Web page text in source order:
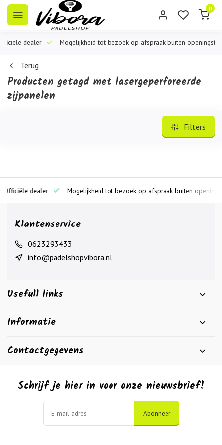
0
dealer Mogelijkheid tot bezoek op afspraak buiten openingstijden
Terug
Producten getagd met lasergeperforeerde
zijpanelen
Filters
dealer Mogelijkheid tot bezoek op afspraak buiten
Klantenservice
0623293433
info@padelshopvibora.nl
Usefull links
Informatie
Contactgegevens
Schrijf je hier in voor onze nieuwsbrief!
Abonneer